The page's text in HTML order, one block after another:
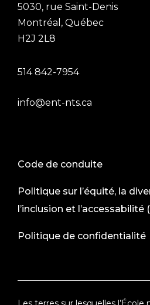
5030, rue Saint-Denis
Montréal, Québec
H2J 2L8
514 842-7954
info@ent-nts.ca
Code de conduite
Politique sur l’équité, la
l’inclusion et l’accessabilité
Politique de confidentialité